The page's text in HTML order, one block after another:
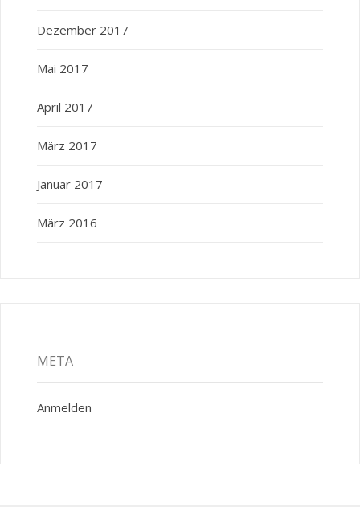
Dezember 2017
Mai 2017
April 2017
März 2017
Januar 2017
März 2016
META
Anmelden